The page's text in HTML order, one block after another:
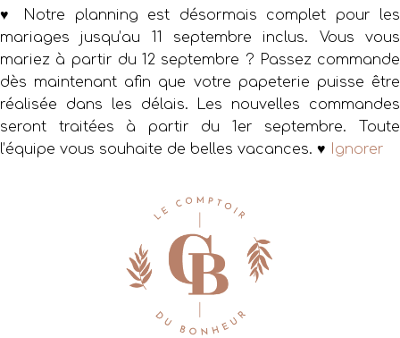
♥ Notre planning est désormais complet pour les
mariages jusqu’au 11 septembre inclus. Vous vous
mariez à partir du 12 septembre ? Passez commande
dès maintenant afin que votre papeterie puisse être
réalisée dans les délais. Les nouvelles commandes
seront traitées à partir du 1er septembre. Toute
l’équipe vous souhaite de belles vacances. ♥
Ignorer